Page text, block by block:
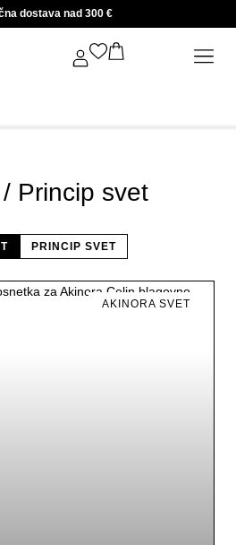
dostava nad 300 €
Princip svet
PRINCIP SVET
AKINORA SVET